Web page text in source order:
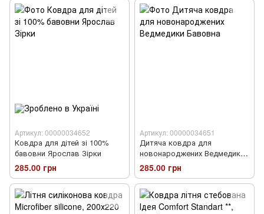
Артикул: 00000034652
Ковдра для дітей зі 100%
бавовни Ярослав Зірки
285.00 грн
Артикул: 00000034651
Дитяча ковдра для
новонароджених Ведмедики
Бавовна
285.00 грн